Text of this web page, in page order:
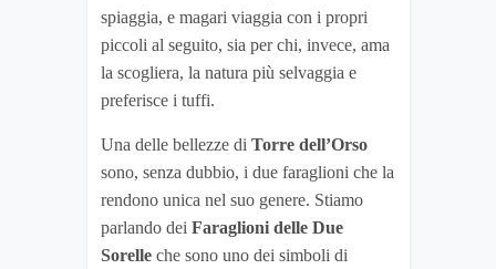
spiaggia, e magari viaggia con i propri
piccoli al seguito, sia per chi, invece, ama
la scogliera, la natura più selvaggia e
preferisce i tuffi.
Una delle bellezze di Torre dell’Orso
sono, senza dubbio, i due faraglioni che la
rendono unica nel suo genere. Stiamo
parlando dei Faraglioni delle Due
Sorelle che sono uno dei simboli di